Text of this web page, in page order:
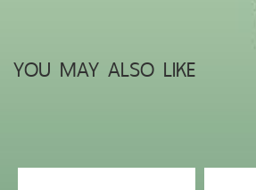
YOU MAY ALSO LIKE